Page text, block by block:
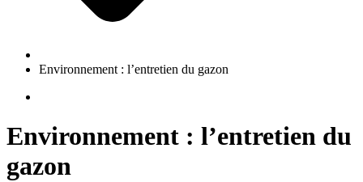
Environnement : l’entretien du gazon
Environnement : l’entretien du
gazon